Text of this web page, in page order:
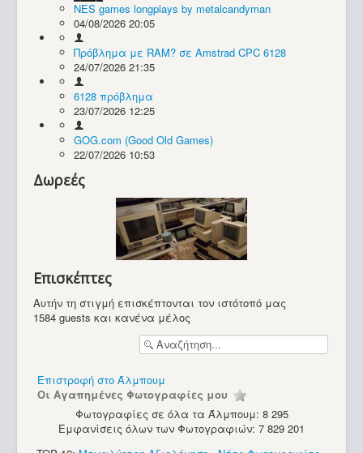
Συλλογές / Projects
NES games longplays by metalcandyman
04/08/2026 20:05
Πρόβλημα με RAM? σε Amstrad CPC 6128
24/07/2026 21:35
6128 πρόβλημα
23/07/2026 12:25
GOG.com (Good Old Games)
22/07/2026 10:53
Δωρεές
Επισκέπτες
Αυτήν τη στιγμή επισκέπτονται τον ιστότοπό μας
1584 guests και κανένα μέλος
Επιστροφή στο Άλμπουμ
Οι Αγαπημένες Φωτογραφίες μου
Φωτογραφίες σε όλα τα Άλμπουμ: 8 295
Εμφανίσεις όλων των Φωτογραφιών: 7 829 201